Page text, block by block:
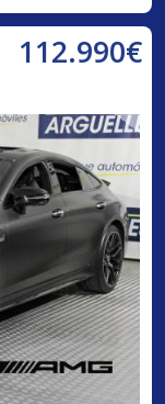
112.990€